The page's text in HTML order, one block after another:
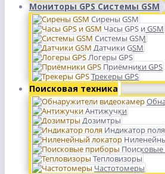
Мониторы GPS Системы GSM
Сирены GSM
Часы GPS и GSM
Системы GSM
Датчики GSM
Логеры GPS
Приёмники GPS
Трекеры GPS
Поисковая техника
Антижучки
Дозимтры
Индикатор поля
Тепловизоры
Частотомеры